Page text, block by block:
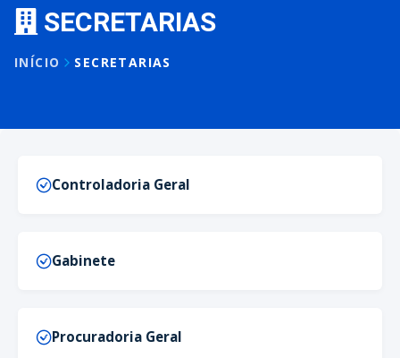
SECRETARIAS
INÍCIO SECRETARIAS
Controladoria Geral
Gabinete
Procuradoria Geral